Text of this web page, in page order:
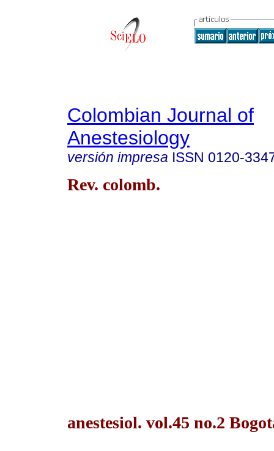
Colombian Journal of
Anestesiology
versión impresa ISSN 0120-
Rev. colomb.
anestesiol. vol.45 no.2